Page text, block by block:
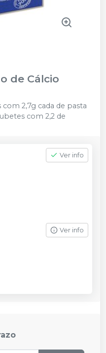
de Cálcio
2,7g cada de pasta
com 2,2 de
Ver info
Ver info